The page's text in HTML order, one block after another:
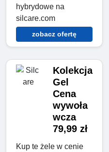
hybrydowe na
silcare.com
zobacz ofertę
Kolekcja
Gel
Cena
wywoła
wcza
79,99 zł
Kup te żele w cenie